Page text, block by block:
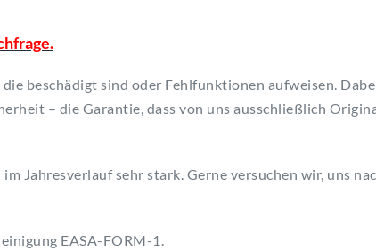
beschädigt sind oder Fehlfunktionen aufweisen.
– die Garantie, dass von uns ausschließlich
Jahresverlauf sehr stark. Gerne versuchen wir, uns
EASA-FORM-1.